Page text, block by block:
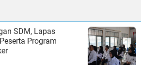
SDM, Lapas
Program